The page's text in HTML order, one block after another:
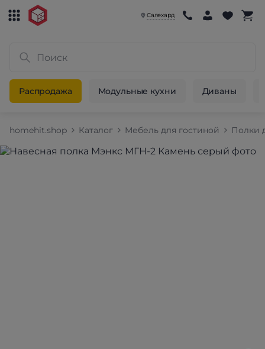
Салехард
Распродажа Модульные кухни Диваны
homehit.shop Каталог Мебель для гостиной Полки